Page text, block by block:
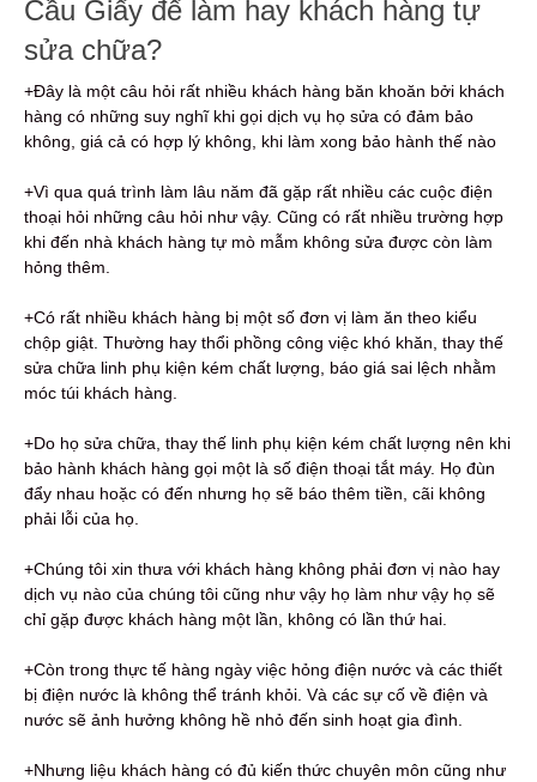
Cầu Giấy để làm hay khách hàng tự
sửa chữa?
+Đây là một câu hỏi rất nhiều khách hàng băn khoăn bởi khách
hàng có những suy nghĩ khi gọi dịch vụ họ sửa có đảm bảo
không, giá cả có hợp lý không, khi làm xong bảo hành thế nào
+Vì qua quá trình làm lâu năm đã gặp rất nhiều các cuộc điện
thoại hỏi những câu hỏi như vậy. Cũng có rất nhiều trường hợp
khi đến nhà khách hàng tự mò mẫm không sửa được còn làm
hỏng thêm.
+Có rất nhiều khách hàng bị một số đơn vị làm ăn theo kiểu
chộp giật. Thường hay thổi phồng công việc khó khăn, thay thế
sửa chữa linh phụ kiện kém chất lượng, báo giá sai lệch nhằm
móc túi khách hàng.
+Do họ sửa chữa, thay thế linh phụ kiện kém chất lượng nên khi
bảo hành khách hàng gọi một là số điện thoại tắt máy. Họ đùn
đẩy nhau hoặc có đến nhưng họ sẽ báo thêm tiền, cãi không
phải lỗi của họ.
+Chúng tôi xin thưa với khách hàng không phải đơn vị nào hay
dịch vụ nào của chúng tôi cũng như vậy họ làm như vậy họ sẽ
chỉ gặp được khách hàng một lần, không có lần thứ hai.
+Còn trong thực tế hàng ngày việc hỏng điện nước và các thiết
bị điện nước là không thể tránh khỏi. Và các sự cố về điện và
nước sẽ ảnh hưởng không hề nhỏ đến sinh hoạt gia đình.
+Nhưng liệu khách hàng có đủ kiến thức chuyên môn cũng như